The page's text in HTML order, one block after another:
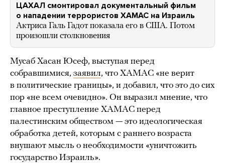
ЦАХАЛ смонтировал документальный фильм
о нападении террористов ХАМАС на Израиль
Актриса Галь Гадот показала его в США. Потом
произошли столкновения
Мусаб Хасан Юсеф, выступая перед
собравшимися, заявил, что ХАМАС «не верит
в политические границы», и добавил, что это до сих
пор «не всем очевидно». Он выразил мнение, что
главное преступление ХАМАС перед
палестинским обществом — это идеологическая
обработка детей, которым с раннего возраста
внушают мысль о необходимости «уничтожить
государство Израиль».